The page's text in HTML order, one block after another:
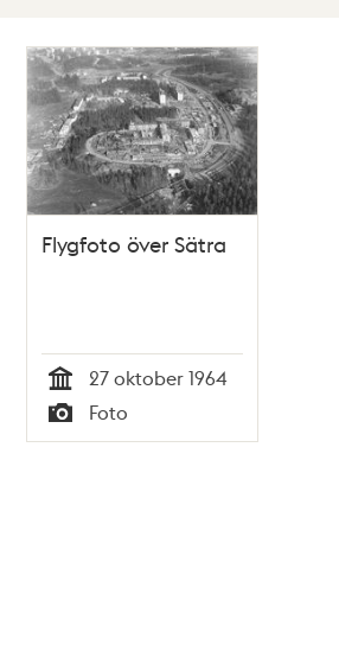
Lista
Karta
träffar
Flygfoto över Sätra
Tid
27 oktober 1964
Typ
Foto